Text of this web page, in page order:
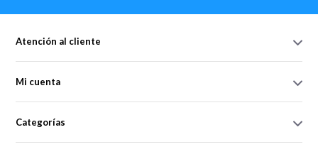
Atención al cliente
Mi cuenta
Categorías